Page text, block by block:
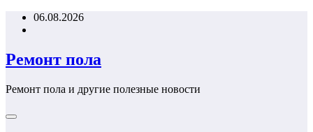
Перейти06.08.2026
Ремонт пола
Ремонт пола и другие полезные новости